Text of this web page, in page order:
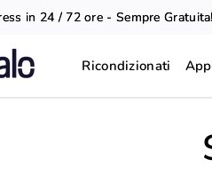
in 24 / 72 ore - Sempre Gratuita!
Ricondizionati